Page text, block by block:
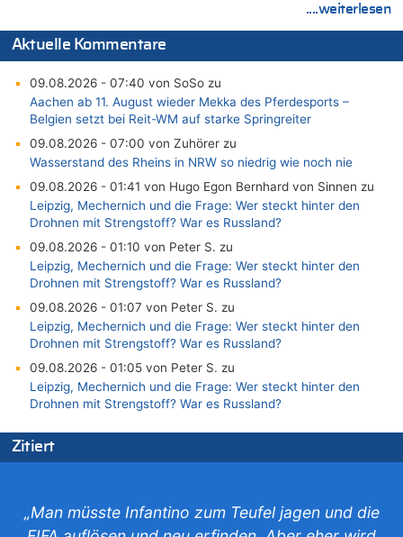
....weiterlesen
Aktuelle Kommentare
09.08.2026 - 07:40 von SoSo zu
Aachen ab 11. August wieder Mekka des Pferdesports –
Belgien setzt bei Reit-WM auf starke Springreiter
09.08.2026 - 07:00 von Zuhörer zu
Wasserstand des Rheins in NRW so niedrig wie noch nie
09.08.2026 - 01:41 von Hugo Egon Bernhard von Sinnen zu
Leipzig, Mechernich und die Frage: Wer steckt hinter den
Drohnen mit Strengstoff? War es Russland?
09.08.2026 - 01:10 von Peter S. zu
Leipzig, Mechernich und die Frage: Wer steckt hinter den
Drohnen mit Strengstoff? War es Russland?
09.08.2026 - 01:07 von Peter S. zu
Leipzig, Mechernich und die Frage: Wer steckt hinter den
Drohnen mit Strengstoff? War es Russland?
09.08.2026 - 01:05 von Peter S. zu
Leipzig, Mechernich und die Frage: Wer steckt hinter den
Drohnen mit Strengstoff? War es Russland?
Zweite Hitzewelle in diesem Sommer ist jetzt amtlich
08.08.2026 - 22:39 von Hugo Egon Bernhard von Sinnen zu
Politischer Eklat bei der Gedenkfeier in Marcinelle – Meloni:
Zitiert
„Man müsste Infantino zum Teufel jagen und die